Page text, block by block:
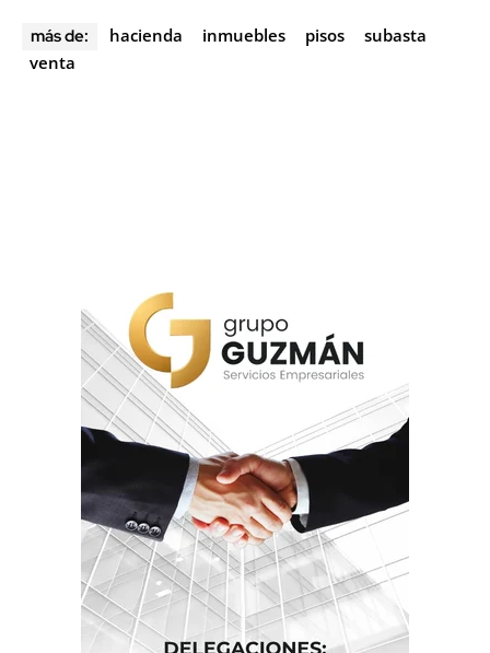
más de: hacienda inmuebles pisos
subasta
venta